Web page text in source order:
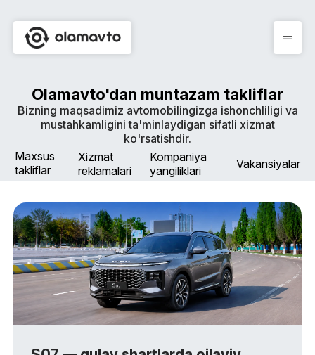
Olamavto'dan muntazam takliflar
Bizning maqsadimiz avtomobilingizga ishonchliligi va
mustahkamligini ta'minlaydigan sifatli xizmat
ko'rsatishdir.
Maxsus
takliflar
Xizmat
reklamalari
Kompaniya
yangiliklari
Vakansiyalar